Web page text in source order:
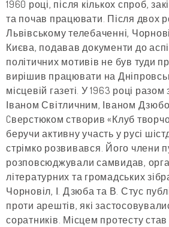
1960 році, після кількох спроб,
та почав працювати. Після двох
Львівському телебаченні,
Києва, подавав документи до
політичних мотивів не був туди
вирішив працювати на
місцевій газеті. У 1963 році
Іваном Світличним, Іваном
Cверстюком створив «Клуб
беручи активну участь у русі
стрімко розвивався. Його члени
розповсюджували самвидав,
літературних та громадських
Чорновіл, І. Дзюба та В. Стус
проти арештів, які
соратників. Місцем протесту став